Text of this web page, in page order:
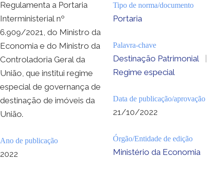
Regulamenta a Portaria
Interministerial nº
6.909/2021, do Ministro da
Economia e do Ministro da
Controladoria Geral da
União, que institui regime
especial de governança de
destinação de imóveis da
União.
Ano de publicação
2022
Tipo de norma/documento
Portaria
Palavra-chave
Destinação Patrimonial
|
Regime especial
Data de publicação/aprovação
21/10/2022
Órgão/Entidade de edição
Ministério da Economia